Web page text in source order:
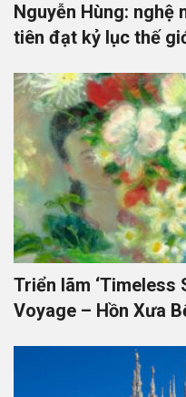
Nguyễn Hùng: nghệ
tiên đạt kỷ lục thế
Triển lãm ‘Timeless
Voyage – Hồn Xưa